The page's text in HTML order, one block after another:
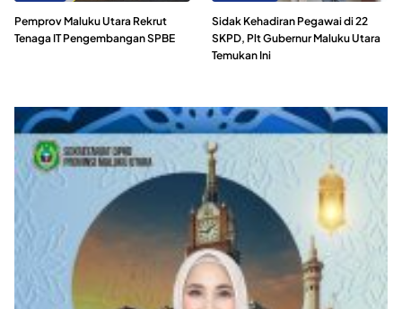
Pemprov Maluku Utara Rekrut
Tenaga IT Pengembangan SPBE
Sidak Kehadiran Pegawai di 22
SKPD, Plt Gubernur Maluku Utara
Temukan Ini